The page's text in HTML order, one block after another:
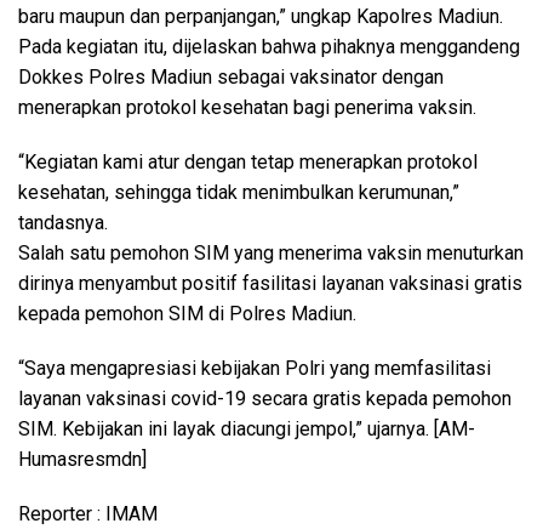
baru maupun dan perpanjangan,” ungkap Kapolres Madiun.
Pada kegiatan itu, dijelaskan bahwa pihaknya menggandeng
Dokkes Polres Madiun sebagai vaksinator dengan
menerapkan protokol kesehatan bagi penerima vaksin.
“Kegiatan kami atur dengan tetap menerapkan protokol
kesehatan, sehingga tidak menimbulkan kerumunan,”
tandasnya.
Salah satu pemohon SIM yang menerima vaksin menuturkan
dirinya menyambut positif fasilitasi layanan vaksinasi gratis
kepada pemohon SIM di Polres Madiun.
“Saya mengapresiasi kebijakan Polri yang memfasilitasi
layanan vaksinasi covid-19 secara gratis kepada pemohon
SIM. Kebijakan ini layak diacungi jempol,” ujarnya. [AM-
Humasresmdn]
Reporter : IMAM